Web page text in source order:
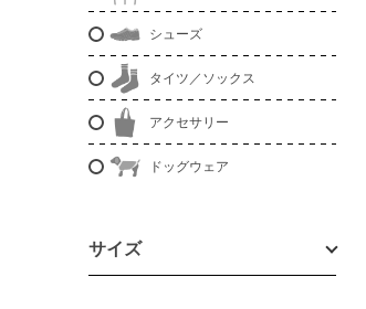
シューズ
タイツ／ソックス
アクセサリー
ドッグウェア
サイズ